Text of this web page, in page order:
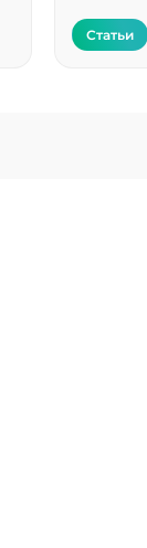
Статьи